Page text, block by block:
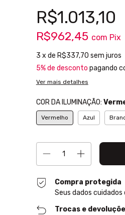
R$1.013,10
R$962,45 com Pix
3 x de R$337,70 sem juros
5% de desconto pagando
Ver mais detalhes
COR DA ILUMINAÇÃO:
Vermelho Azul
Compra protegida
Seus dados
Trocas e